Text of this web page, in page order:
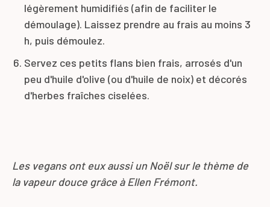
légèrement humidifiés (afin de faciliter le
démoulage). Laissez prendre au frais au moins 3
h, puis démoulez.
Servez ces petits flans bien frais, arrosés d'un
peu d'huile d'olive (ou d'huile de noix) et décorés
d'herbes fraîches ciselées.
Les vegans ont eux aussi un Noël sur le thème de
la vapeur douce grâce à Ellen Frémont.